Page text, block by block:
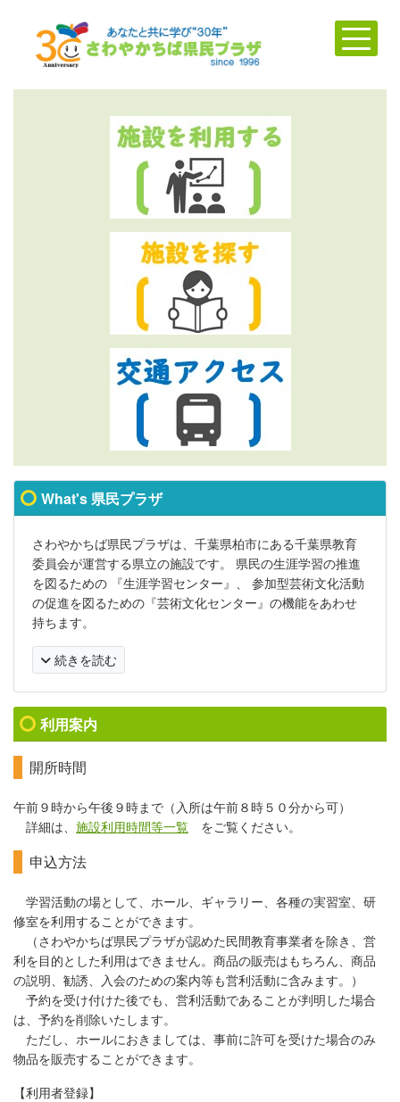
What's 県民プラザ
さわやかちば県民プラザは、千葉県柏市にある千葉県教育
委員会が運営する県立の施設です。 県民の生涯学習の推進
を図るための 『生涯学習センター』、 参加型芸術文化活動
の促進を図るための『芸術文化センター』の機能をあわせ
持ちます。
続きを読む
利用案内
開所時間
午前９時から午後９時まで（入所は午前８時５０分から可）
詳細は、 施設利用時間等一覧 をご覧ください。
申込方法
学習活動の場として、ホール、ギャラリー、各種の実習室、研
修室を利用することができます。
（さわやかちば県民プラザが認めた民間教育事業者を除き、営
利を目的とした利用はできません。商品の販売はもちろん、商品
の説明、勧誘、入会のための案内等も営利活動に含みます。）
予約を受け付けた後でも、営利活動であることが判明した場合
は、予約を削除いたします。
ただし、ホールにおきましては、事前に許可を受けた場合のみ
物品を販売することができます。
【利用者登録】